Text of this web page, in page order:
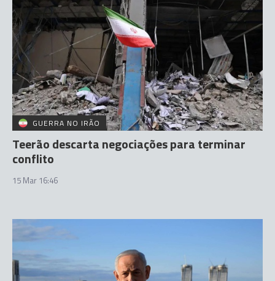
GUERRA NO IRÃO
Teerão descarta negociações para terminar
conflito
15 Mar 16:46